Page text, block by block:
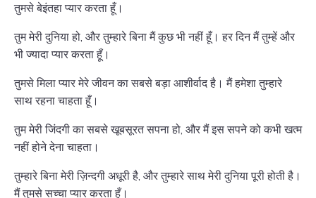
तुमसे बेइंतहा प्यार करता हूँ।
तुम मेरी दुनिया हो, और तुम्हारे बिना मैं कुछ भी नहीं हूँ। हर दिन मैं तुम्हें और
भी ज्यादा प्यार करता हूँ।
तुमसे मिला प्यार मेरे जीवन का सबसे बड़ा आशीर्वाद है। मैं हमेशा तुम्हारे
साथ रहना चाहता हूँ।
तुम मेरी जिंदगी का सबसे खूबसूरत सपना हो, और मैं इस सपने को कभी खत्म
नहीं होने देना चाहता।
तुम्हारे बिना मेरी ज़िन्दगी अधूरी है, और तुम्हारे साथ मेरी दुनिया पूरी होती है।
मैं तुमसे सच्चा प्यार करता हूँ।